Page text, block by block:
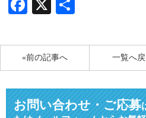
Facebook
X
«前の記事へ 一覧へ戻
お問い合わせ・ご応募